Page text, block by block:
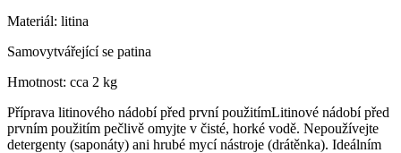
Materiál: litina
Samovytvářející se patina
Hmotnost: cca 2 kg
Příprava litinového nádobí před první použitímLitinové nádobí před
prvním použitím pečlivě omyjte v čisté, horké vodě. Nepoužívejte
detergenty (saponáty) ani hrubé mycí nástroje (drátěnka). Ideálním